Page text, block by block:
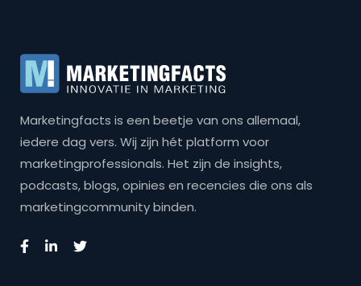
Marketingfacts is een beetje van ons allemaal,
iedere dag vers. Wij zijn hét platform voor
marketingprofessionals. Het zijn de insights,
podcasts, blogs, opinies en recencies die ons als
marketingcommunity binden.